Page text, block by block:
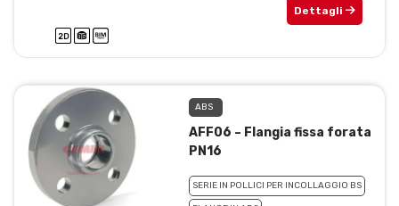
Dettagli
ABS
AFF06 – Flangia fissa forata
PN16
SERIE IN POLLICI PER INCOLLAGGIO BS